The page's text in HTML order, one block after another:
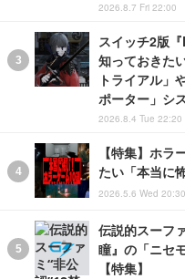
2026.8.7 Fri 22:00
スイッチ2版
知っておきた
トライアル」
ポーター」シ
2026.8.4 Tue 22:20
【特集】ホ
たい「本当に
2026.5.6 Wed 20:30
伝説的スーフ
瞳』の「ニセ
【特集】